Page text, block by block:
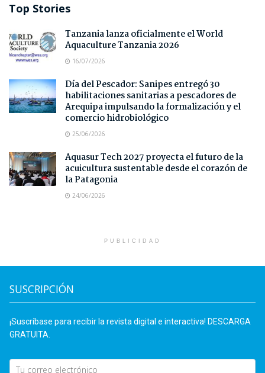
Top Stories
Tanzania lanza oficialmente el World
Aquaculture Tanzania 2026
16/07/2026
Día del Pescador: Sanipes entregó 30
habilitaciones sanitarias a pescadores de
Arequipa impulsando la formalización y el
comercio hidrobiológico
25/06/2026
Aquasur Tech 2027 proyecta el futuro de la
acuicultura sustentable desde el corazón de
la Patagonia
24/06/2026
PUBLICIDAD
SUSCRIPCIÓN
¡Suscríbase para recibir la revista digital e interactiva! DESCARGA
GRATUITA.